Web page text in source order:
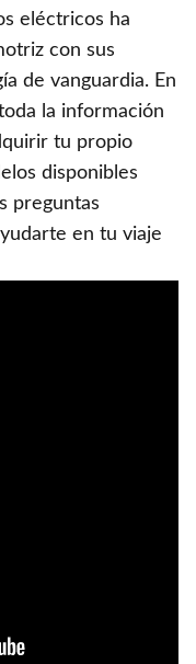
eléctricos ha
con sus
de vanguardia. En
la información
tu propio
disponibles
preguntas
en tu viaje